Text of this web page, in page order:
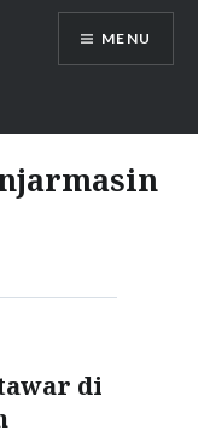
BENIH
MENU
di